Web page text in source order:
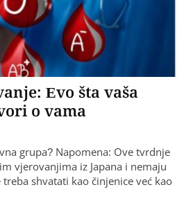
Evo šta vaša
o vama
grupa? Napomena: Ove tvrdnje
vjerovanjima iz Japana i nemaju
shvatati kao činjenice već kao